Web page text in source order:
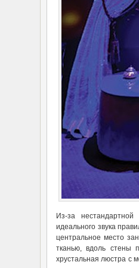
Из-за
идеального звука
центральное место
тканью, вдоль стены
хрустальная люстра с